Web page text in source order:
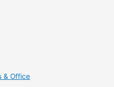
& Office